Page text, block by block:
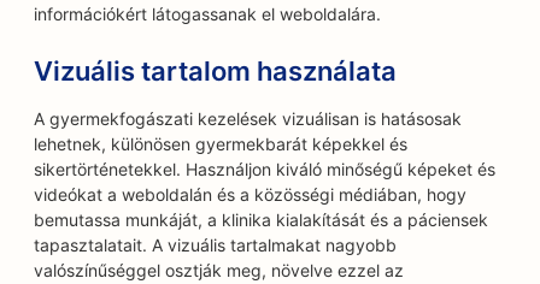
információkért látogassanak el weboldalára.
Vizuális tartalom használata
A gyermekfogászati kezelések vizuálisan is hatásosak
lehetnek, különösen gyermekbarát képekkel és
sikertörténetekkel. Használjon kiváló minőségű képeket és
videókat a weboldalán és a közösségi médiában, hogy
bemutassa munkáját, a klinika kialakítását és a páciensek
tapasztalatait. A vizuális tartalmakat nagyobb
valószínűséggel osztják meg, növelve ezzel az